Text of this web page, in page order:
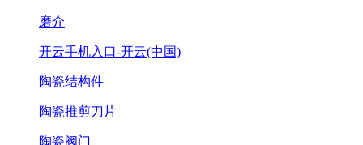
磨介
开云手机入口-开云(中国)
陶瓷结构件
陶瓷推剪刀片
陶瓷阀门